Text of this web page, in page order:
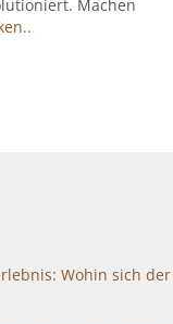
Machen
Wohin sich der